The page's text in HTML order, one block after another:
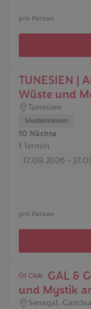
pro Person
TUNESIEN |
Wüste und
Tunesien
Studienreisen
10 Nächte
1 Termin
17.09.2026 -
pro Person
Ö1 Club
SENEGAL &
und Mystik
Senegal, Gambia